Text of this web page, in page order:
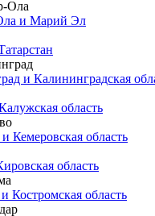
и Марий Эл
и Калининградская
область
Кемеровская область
область
Костромская область